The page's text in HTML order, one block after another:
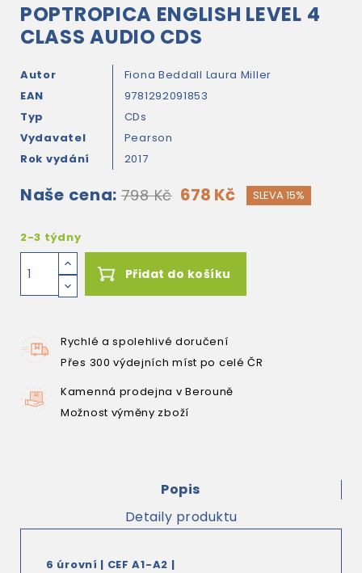
POPTROPICA ENGLISH LEVEL 4
CLASS AUDIO CDS
Autor Fiona Beddall Laura Miller
EAN
9781292091853
Typ
CDs
Vydavatel
Pearson
Rok vydání
2017
Naše cena: 798 Kč 678 Kč SLEVA 15%
2-3 týdny
Přidat do košíku
Rychlé a spolehlivé doručení
Přes 300 výdejních míst po celé ČR
Kamenná prodejna v Berouně
Možnost výměny zboží
Popis
Detaily produktu
6 úrovní | CEF A1-A2 |